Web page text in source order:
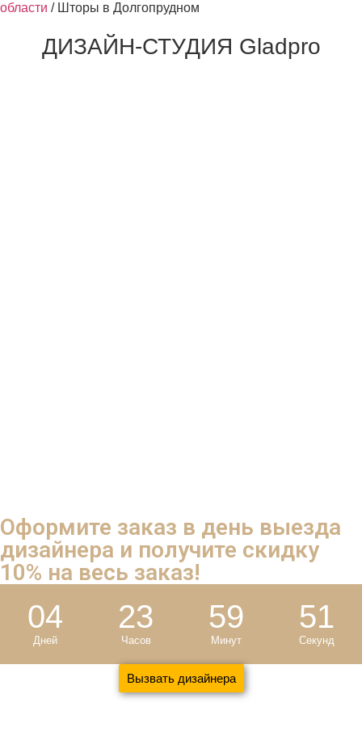
области / Шторы в Долгопрудном
ДИЗАЙН-СТУДИЯ Gladpro
Оформите заказ в день выезда
дизайнера и получите скидку
10% на весь заказ!
04
Дней
23
Часов
59
Минут
50
Секунд
Вызвать дизайнера